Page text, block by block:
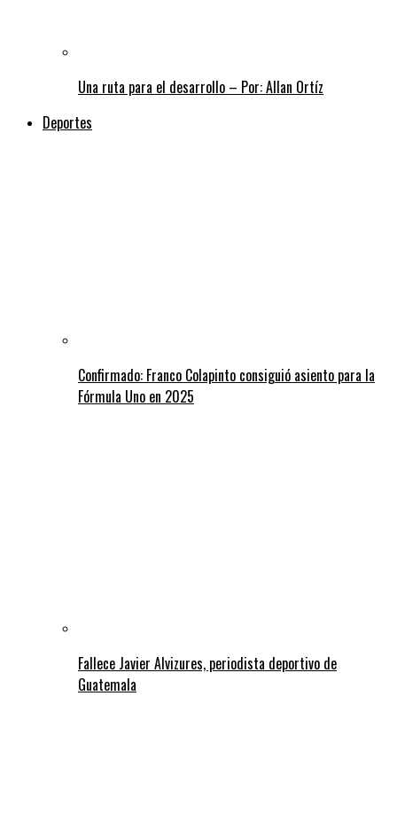
Una ruta para el desarrollo – Por: Allan Ortíz
Deportes
Confirmado: Franco Colapinto consiguió asiento para la
Fórmula Uno en 2025
Fallece Javier Alvizures, periodista deportivo de
Guatemala